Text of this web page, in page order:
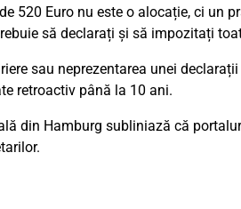
520 Euro nu este o alocație, ci un
să declarați și să impozitați
sau neprezentarea unei
retroactiv până la 10 ani.
din Hamburg subliniază că